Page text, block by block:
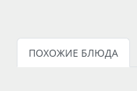
ПОХОЖИЕ БЛЮДА